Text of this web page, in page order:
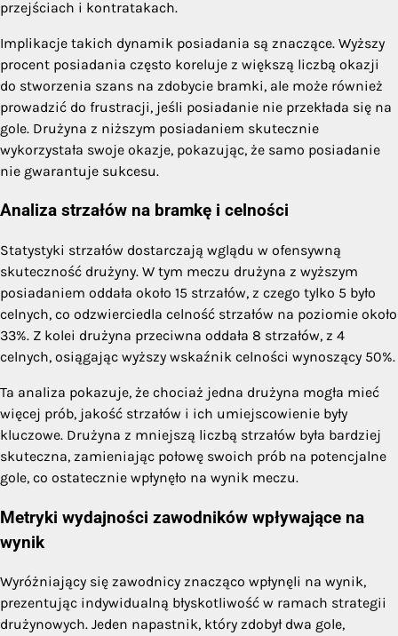
przejściach i kontratakach.
Implikacje takich dynamik posiadania są znaczące. Wyższy
procent posiadania często koreluje z większą liczbą okazji
do stworzenia szans na zdobycie bramki, ale może również
prowadzić do frustracji, jeśli posiadanie nie przekłada się na
gole. Drużyna z niższym posiadaniem skutecznie
wykorzystała swoje okazje, pokazując, że samo posiadanie
nie gwarantuje sukcesu.
Analiza strzałów na bramkę i celności
Statystyki strzałów dostarczają wglądu w ofensywną
skuteczność drużyny. W tym meczu drużyna z wyższym
posiadaniem oddała około 15 strzałów, z czego tylko 5 było
celnych, co odzwierciedla celność strzałów na poziomie około
33%. Z kolei drużyna przeciwna oddała 8 strzałów, z 4
celnych, osiągając wyższy wskaźnik celności wynoszący 50%.
Ta analiza pokazuje, że chociaż jedna drużyna mogła mieć
więcej prób, jakość strzałów i ich umiejscowienie były
kluczowe. Drużyna z mniejszą liczbą strzałów była bardziej
skuteczna, zamieniając połowę swoich prób na potencjalne
gole, co ostatecznie wpłynęło na wynik meczu.
Metryki wydajności zawodników wpływające na
wynik
Wyróżniający się zawodnicy znacząco wpłynęli na wynik,
prezentując indywidualną błyskotliwość w ramach strategii
drużynowych. Jeden napastnik, który zdobył dwa gole,